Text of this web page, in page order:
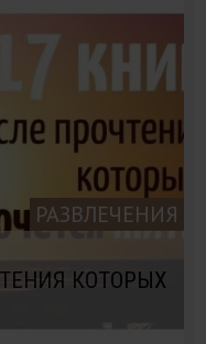
РАЗВЛЕЧЕНИЯ
КОТОРЫХ